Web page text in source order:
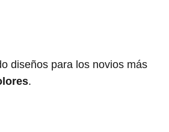
diseños para los novios más
.